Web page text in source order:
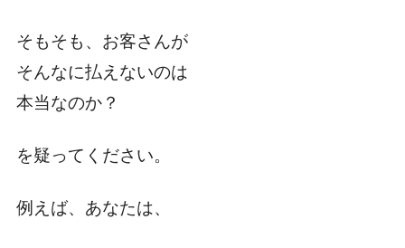
そもそも、お客さんが
そんなに払えないのは
本当なのか？
を疑ってください。
例えば、あなたは、